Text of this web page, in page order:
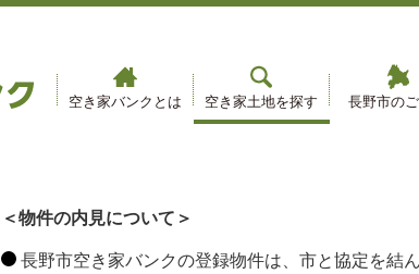
空き家バンクとは 空き家土地を探す 長野市の
＜物件の内見について＞
長野市空き家バンクの登録物件は、市と協定を結